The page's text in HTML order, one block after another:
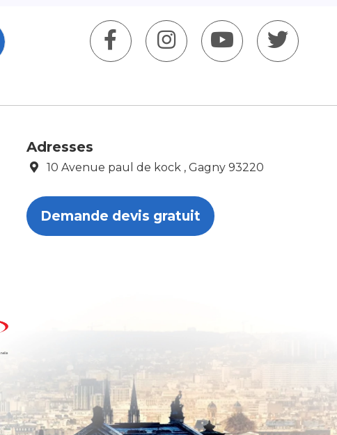
Adresses
10 Avenue paul de kock , Gagny 93220
Demande devis gratuit